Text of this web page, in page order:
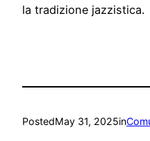
la tradizione jazzistica.
PostedMay 31, 2025in